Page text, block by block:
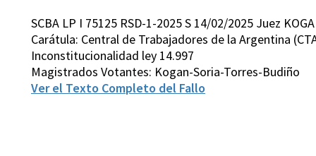
SCBA LP I 75125 RSD-1-2025 S 14/02/2025 Juez
Carátula: Central de Trabajadores de la Argentina
Inconstitucionalidad ley 14.997
Magistrados Votantes: Kogan-Soria-Torres-Budiño
Ver el Texto Completo del Fallo